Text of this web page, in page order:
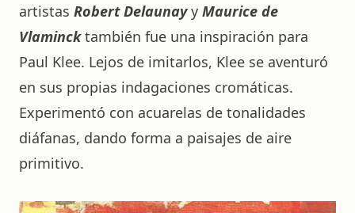
artistas Robert Delaunayy Maurice de
Vlaminck también fue una inspiración para
Paul Klee. Lejos de imitarlos, Klee se aventuró
en sus propias indagaciones cromáticas.
Experimentó con acuarelas de tonalidades
diáfanas, dando forma a paisajes de aire
primitivo.